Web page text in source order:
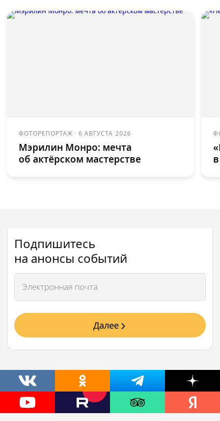
ФОТОРЕПОРТАЖ ·6 АВГУСТА 2026
Мэрилин Монро: мечта
об актёрском мастерстве
Подпишитесь
на анонсы событий
Далее